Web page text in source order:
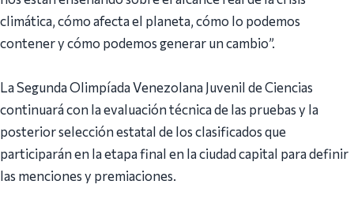
climática, cómo afecta el planeta, cómo lo podemos
contener y cómo podemos generar un cambio”.
La Segunda Olimpíada Venezolana Juvenil de Ciencias
continuará con la evaluación técnica de las pruebas y la
posterior selección estatal de los clasificados que
participarán en la etapa final en la ciudad capital para definir
las menciones y premiaciones.